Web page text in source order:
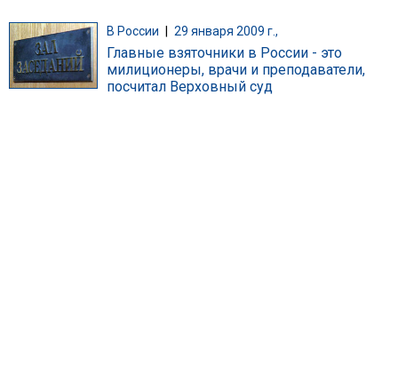
В России 29 января 2009 г.,
Главные взяточники в России - это
милиционеры, врачи и преподаватели,
посчитал Верховный суд